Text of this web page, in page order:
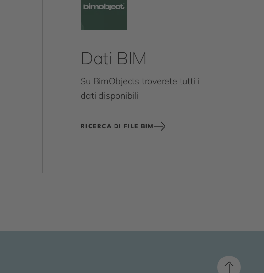
Dati BIM
Su BimObjects troverete tutti i
dati disponibili
RICERCA DI FILE BIM